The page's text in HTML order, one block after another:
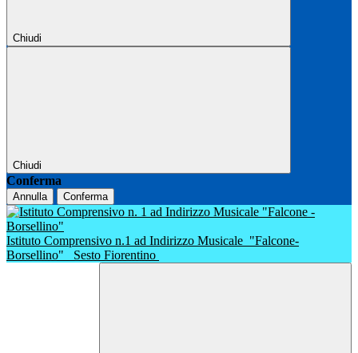
Chiudi
Chiudi
Conferma
Annulla Conferma
Istituto Comprensivo n.1 ad Indirizzo Musicale "Falcone-
Borsellino"
Sesto Fiorentino